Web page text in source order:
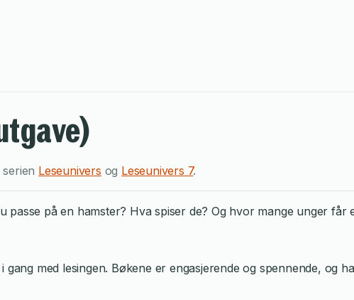
serien Leseunivers og Leseunivers 7.
passe på en hamster? Hva spiser de? Og hvor mange unger
med lesingen. Bøkene er engasjerende og spennende,